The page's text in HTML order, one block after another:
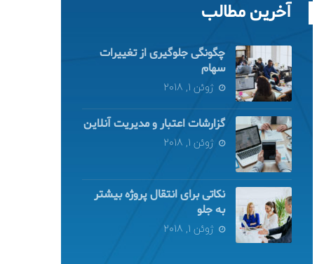
آخرین مطالب
چگونگی جلوگیری از تغییرات
سهام
ژوئن 1, 2018
گزارشات اعتبار و مدیریت آنلاین
ژوئن 1, 2018
نکاتی برای انتقال پروژه بیشتر
به جلو
ژوئن 1, 2018